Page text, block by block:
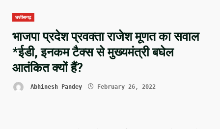
छत्तीसगढ़
भाजपा प्रदेश प्रवक्ता राजेश मूणत का सवाल
*ईडी, इनकम टैक्स से मुख्यमंत्री बघेल
आतंकित क्यों हैं?
Abhinesh Pandey February 26, 2022